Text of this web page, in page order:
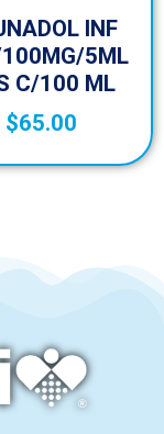
INF
5ML
C/100 ML
$65.00